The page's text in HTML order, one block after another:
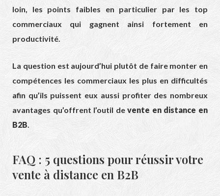
loin, les points faibles en particulier par les top
commerciaux qui gagnent ainsi fortement en
productivité.
La question est aujourd’hui plutôt de faire monter en
compétences les commerciaux les plus en difficultés
afin qu’ils puissent eux aussi profiter des nombreux
avantages qu’offrent l’outil devente en distance en
B2B.
FAQ : 5 questions pour réussir votre
vente à distance en B2B